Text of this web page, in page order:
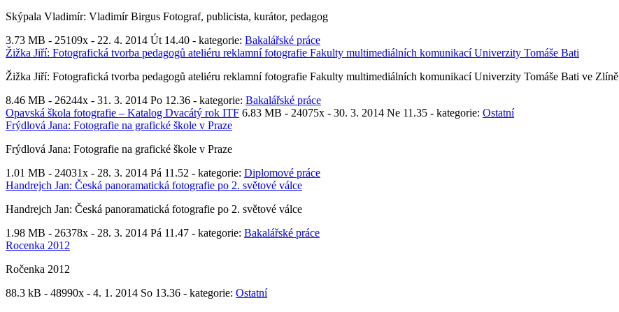
Skýpala Vladimír: Vladimír Birgus Fotograf, publicista, kurátor, pedagog
3.73 MB - 25109x - 22. 4. 2014 Út 14.40 - kategorie: Bakalářské práce
Žižka Jiří: Fotografická tvorba pedagogů ateliéru reklamní fotografie Fakulty multimediálních komunikací Univerzity Tomáše Bati
Žižka Jiří: Fotografická tvorba pedagogů ateliéru reklamní fotografie Fakulty multimediálních komunikací Univerzity Tomáše Bati ve Zlíně
8.46 MB - 26244x - 31. 3. 2014 Po 12.36 - kategorie: Bakalářské práce
Opavská škola fotografie – Katalog Dvacátý rok ITF 6.83 MB - 24075x - 30. 3. 2014 Ne 11.35 - kategorie: Ostatní
Frýdlová Jana: Fotografie na grafické škole v Praze
Frýdlová Jana: Fotografie na grafické škole v Praze
1.01 MB - 24031x - 28. 3. 2014 Pá 11.52 - kategorie: Diplomové práce
Handrejch Jan: Česká panoramatická fotografie po 2. světové válce
Handrejch Jan: Česká panoramatická fotografie po 2. světové válce
1.98 MB - 26378x - 28. 3. 2014 Pá 11.47 - kategorie: Bakalářské práce
Rocenka 2012
Ročenka 2012
88.3 kB - 48990x - 4. 1. 2014 So 13.36 - kategorie: Ostatní